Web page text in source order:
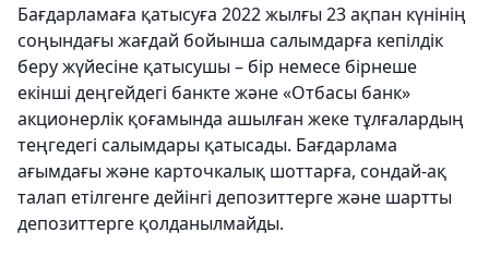
Бағдарламаға қатысуға 2022 жылғы 23 ақпан күнінің
соңындағы жағдай бойынша салымдарға кепілдік
беру жүйесіне қатысушы – бір немесе бірнеше
екінші деңгейдегі банкте және «Отбасы банк»
акционерлік қоғамында ашылған жеке тұлғалардың
теңгедегі салымдары қатысады. Бағдарлама
ағымдағы және карточкалық шоттарға, сондай-ақ
талап етілгенге дейінгі депозиттерге және шартты
депозиттерге қолданылмайды.